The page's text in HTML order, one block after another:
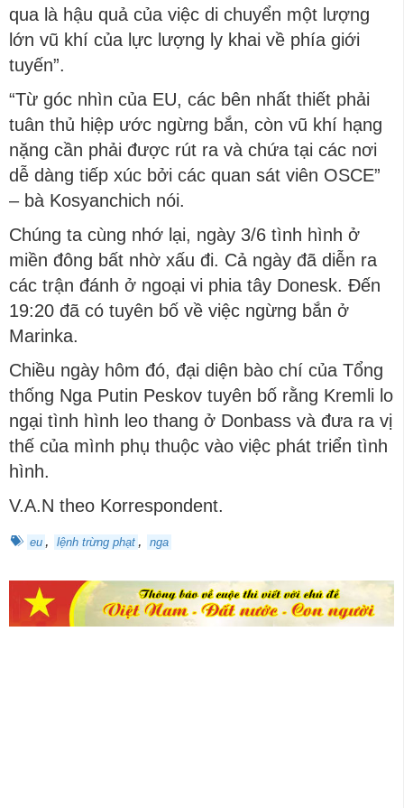
qua là hậu quả của việc di chuyển một lượng
lớn vũ khí của lực lượng ly khai về phía giới
tuyến”.
“Từ góc nhìn của EU, các bên nhất thiết phải
tuân thủ hiệp ước ngừng bắn, còn vũ khí hạng
nặng cần phải được rút ra và chứa tại các nơi
dễ dàng tiếp xúc bởi các quan sát viên OSCE”
– bà Kosyanchich nói.
Chúng ta cùng nhớ lại, ngày 3/6 tình hình ở
miền đông bất nhờ xấu đi. Cả ngày đã diễn ra
các trận đánh ở ngoại vi phia tây Donesk. Đến
19:20 đã có tuyên bố về việc ngừng bắn ở
Marinka.
Chiều ngày hôm đó, đại diện bào chí của Tổng
thống Nga Putin Peskov tuyên bố rằng Kremli lo
ngại tình hình leo thang ở Donbass và đưa ra vị
thế của mình phụ thuộc vào việc phát triển tình
hình.
V.A.N theo Korrespondent.
eu , lệnh trừng phạt , nga